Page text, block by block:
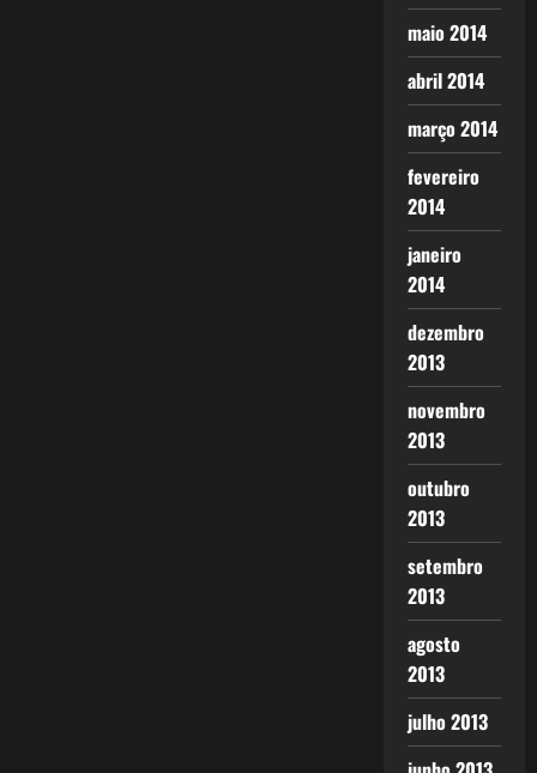
maio 2014
abril 2014
março 2014
fevereiro
2014
janeiro
2014
dezembro
2013
novembro
2013
outubro
2013
setembro
2013
agosto
2013
julho 2013